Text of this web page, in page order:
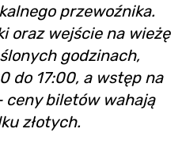
przewoźnika.
oraz wejście na wieżę
godzinach,
do 17:00, a wstęp na
ceny biletów wahają
złotych.